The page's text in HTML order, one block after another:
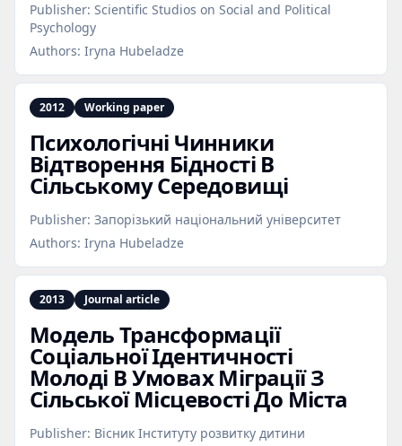
Publisher: Scientific Studios on Social and Political
Psychology
Authors: Iryna Hubeladze
2012 Working paper
Психологічні Чинники
Відтворення Бідності В
Сільському Середовищі
Publisher: Запорізький національний університет
Authors: Iryna Hubeladze
2013 Journal article
Модель Трансформації
Соціальної Ідентичності
Молоді В Умовах Міграції З
Сільської Місцевості До Міста
Publisher: Вісник Інституту розвитку дитини